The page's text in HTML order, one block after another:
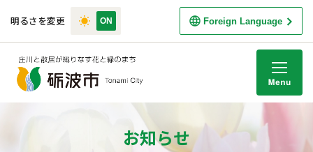
明るさを変更 Foreign Language
お知らせ